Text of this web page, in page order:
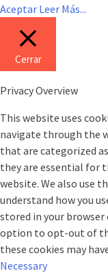
Aceptar Leer Más...
Cerrar
Privacy Overview
This website uses
navigate through the
that are categorized
they are essential for
website. We also use
understand how you
stored in your browser
option to opt-out of
these cookies may
Necessary